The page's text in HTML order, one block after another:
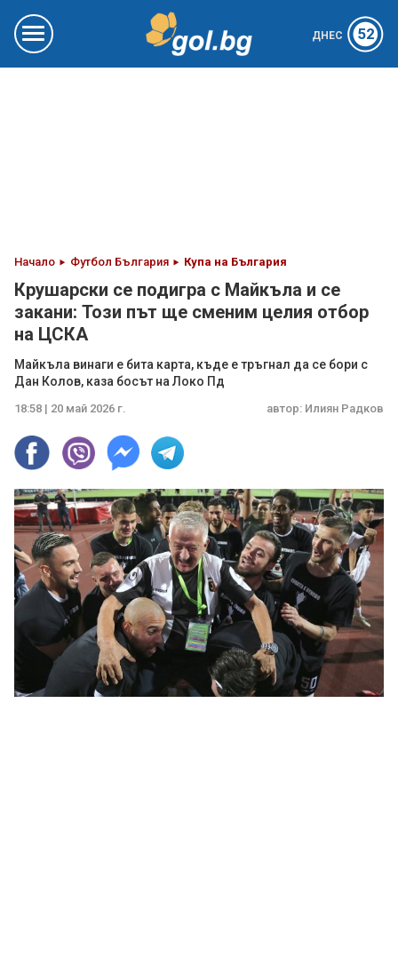
ДНЕС 52
Начало Футбол България Купа на България
Крушарски се подигра с Майкъла и се
закани: Този път ще сменим целия отбор
на ЦСКА
Майкъла винаги е бита карта, къде е тръгнал да се бори с
Дан Колов, каза босът на Локо Пд
18:58 | 20 май 2026 г. автор: Илиян Радков